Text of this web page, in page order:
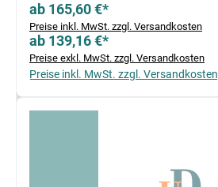
ab 165,60 €*
Preise inkl. MwSt. zzgl. Versandkosten
ab 139,16 €*
Preise exkl. MwSt. zzgl. Versandkosten
Preise inkl. MwSt. zzgl. Versandkosten